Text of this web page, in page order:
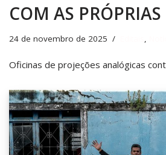
COM AS
24 de novembro de 2025 ,
Oficinas de projeções analógicas